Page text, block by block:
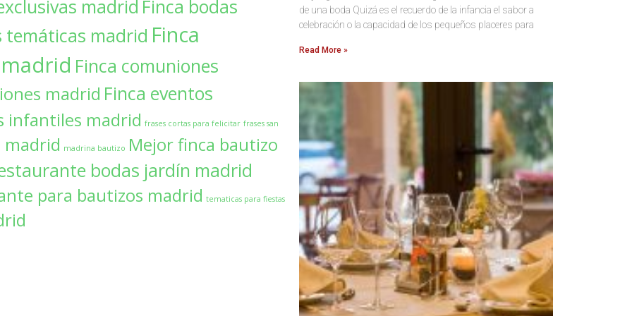
madrid Finca bodas
temáticas madrid Finca
Finca comuniones
madrid Finca eventos
infantiles madrid frases cortas para felicitar frases san
madrid madrina bautizo Mejor finca bautizo
bodas jardín madrid
para bautizos madrid tematicas para fiestas
de una boda Quizá es el recuerdo de la infancia el sabor a
celebración o la capacidad de los pequeños placeres para
Read More »